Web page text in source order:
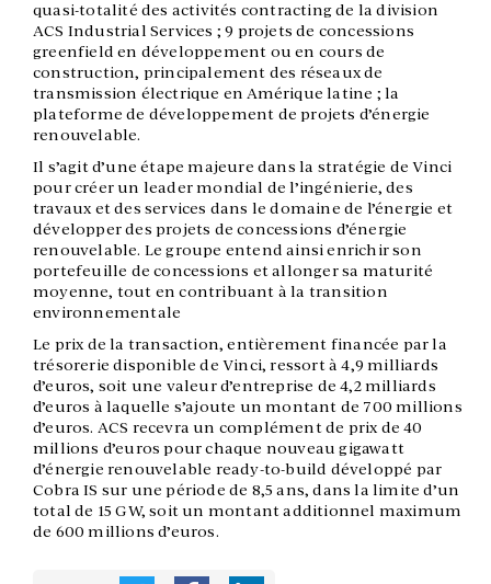
quasi-totalité des activités contracting de la division
ACS Industrial Services ; 9 projets de concessions
greenfield en développement ou en cours de
construction, principalement des réseaux de
transmission électrique en Amérique latine ; la
plateforme de développement de projets d’énergie
renouvelable.
Il s’agit d’une étape majeure dans la stratégie de Vinci
pour créer un leader mondial de l’ingénierie, des
travaux et des services dans le domaine de l’énergie et
développer des projets de concessions d’énergie
renouvelable. Le groupe entend ainsi enrichir son
portefeuille de concessions et allonger sa maturité
moyenne, tout en contribuant à la transition
environnementale
Le prix de la transaction, entièrement financée par la
trésorerie disponible de Vinci, ressort à 4,9 milliards
d’euros, soit une valeur d’entreprise de 4,2 milliards
d’euros à laquelle s’ajoute un montant de 700 millions
d’euros. ACS recevra un complément de prix de 40
millions d’euros pour chaque nouveau gigawatt
d’énergie renouvelable ready-to-build développé par
Cobra IS sur une période de 8,5 ans, dans la limite d’un
total de 15 GW, soit un montant additionnel maximum
de 600 millions d’euros.